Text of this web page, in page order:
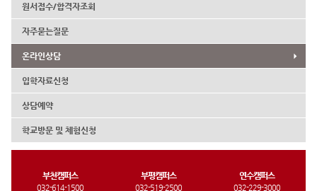
원서접수/합격자조회
자주묻는질문
온라인상담
입학자료신청
상담예약
학교방문 및 체험신청
부천캠퍼스
032-614-1500
부평캠퍼스
032-519-2500
연수캠퍼스
032-229-3000